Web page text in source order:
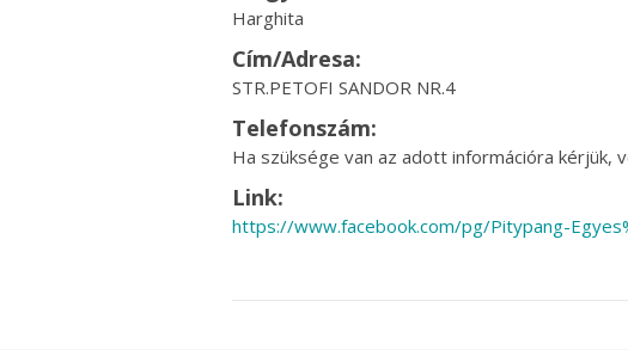
Harghita
Cím/Adresa:
STR.PETOFI SANDOR NR.4
Telefonszám:
Ha szüksége van az adott információra kérjük,
Link:
https://www.facebook.com/pg/Pitypang-